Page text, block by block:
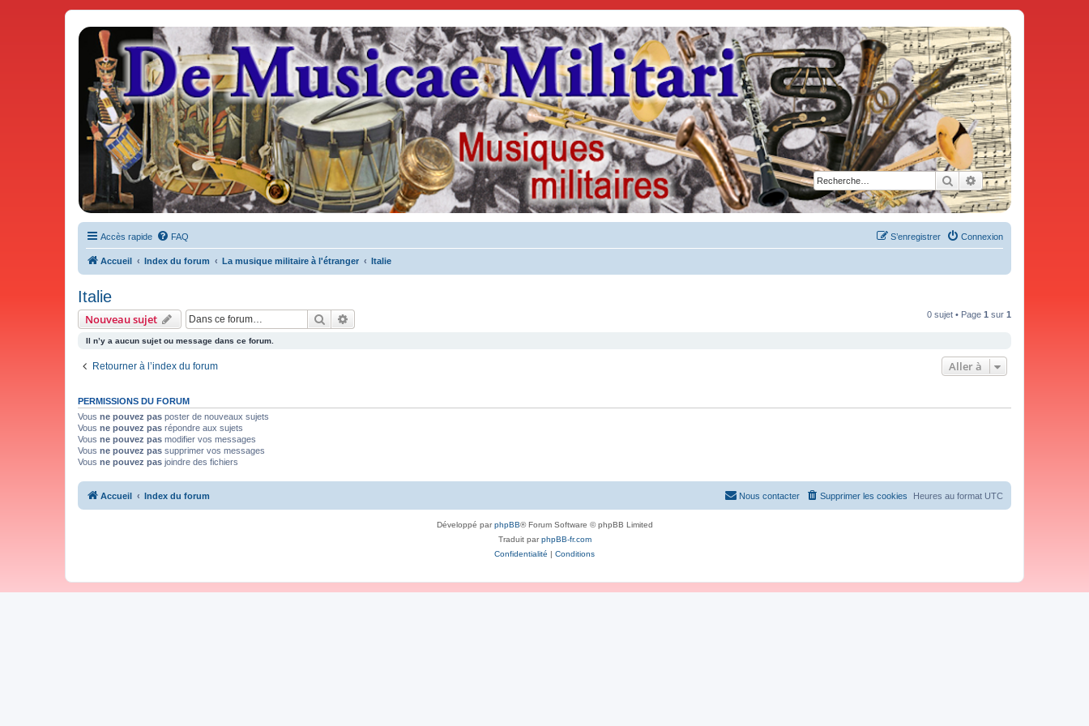
Rechercher
Recherche avancée
De Musicae Militari - Forums
Forums de discussions
Accès rapide FAQ Connexion
S’enregistrer
Accueil Index du forum La musique militaire à l'étranger Italie
Italie
Nouveau sujet Rechercher 0 sujet • Page 1 sur 1
Il n’y a aucun sujet ou message dans ce forum.
Retourner à l’index du forum Aller à
PERMISSIONS DU FORUM
Vous ne pouvez pas poster de nouveaux sujets
Vous ne pouvez pas répondre aux sujets
Vous ne pouvez pas modifier vos messages
Vous ne pouvez pas supprimer vos messages
Vous ne pouvez pas joindre des fichiers
Accueil Index du forum Heures au format UTC
Supprimer les cookies
Nous contacter
Développé parphpBB® Forum Software © phpBB Limited
Traduit parphpBB-fr.com
Confidentialité | Conditions